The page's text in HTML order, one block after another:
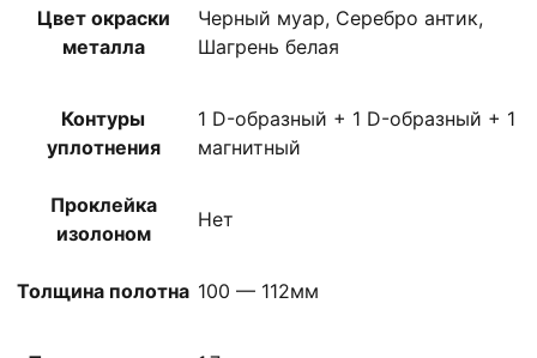
Цвет окраски
металла
Черный муар, Серебро антик,
Шагрень белая
Контуры
уплотнения
1 D-образный + 1 D-образный + 1
магнитный
Проклейка
изолоном
Нет
Толщина полотна 100 — 112мм